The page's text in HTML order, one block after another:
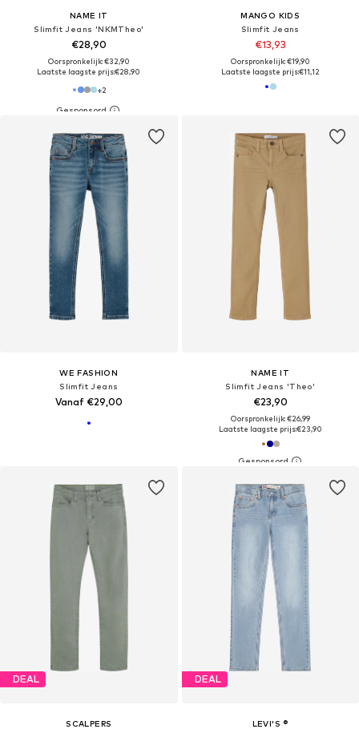
NAME IT
Slimfit Jeans 'NKMTheo'
€28,90
Oorspronkelijk: €32,90
Laatste laagste prijs:€28,90
+2
MANGO KIDS
Slimfit Jeans
€13,93
Oorspronkelijk: €19,90
Laatste laagste prijs:€11,12
WE FASHION
Slimfit Jeans
Vanaf €29,00
NAME IT
Slimfit Jeans 'Theo'
€23,90
Oorspronkelijk: €26,99
Laatste laagste prijs:€23,90
DEAL
SCALPERS
DEAL
LEVI'S ®